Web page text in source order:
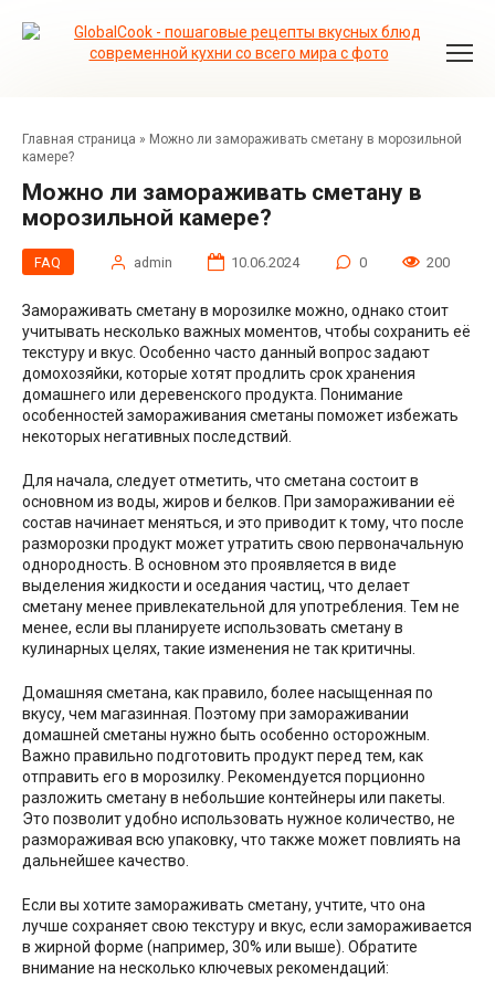
Главная страница » Можно ли замораживать сметану в морозильной
камере?
Можно ли замораживать сметану в
морозильной камере?
FAQ admin 10.06.2024 0 200
Замораживать сметану в морозилке можно, однако стоит
учитывать несколько важных моментов, чтобы сохранить её
текстуру и вкус. Особенно часто данный вопрос задают
домохозяйки, которые хотят продлить срок хранения
домашнего или деревенского продукта. Понимание
особенностей замораживания сметаны поможет избежать
некоторых негативных последствий.
Для начала, следует отметить, что сметана состоит в
основном из воды, жиров и белков. При замораживании её
состав начинает меняться, и это приводит к тому, что после
разморозки продукт может утратить свою первоначальную
однородность. В основном это проявляется в виде
выделения жидкости и оседания частиц, что делает
сметану менее привлекательной для употребления. Тем не
менее, если вы планируете использовать сметану в
кулинарных целях, такие изменения не так критичны.
Домашняя сметана, как правило, более насыщенная по
вкусу, чем магазинная. Поэтому при замораживании
домашней сметаны нужно быть особенно осторожным.
Важно правильно подготовить продукт перед тем, как
отправить его в морозилку. Рекомендуется порционно
разложить сметану в небольшие контейнеры или пакеты.
Это позволит удобно использовать нужное количество, не
размораживая всю упаковку, что также может повлиять на
дальнейшее качество.
Если вы хотите замораживать сметану, учтите, что она
лучше сохраняет свою текстуру и вкус, если замораживается
в жирной форме (например, 30% или выше). Обратите
внимание на несколько ключевых рекомендаций: